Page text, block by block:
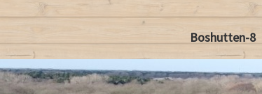
Boshutten-8